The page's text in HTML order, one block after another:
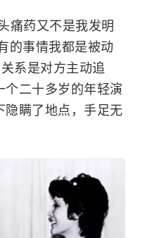
痛药又不是我发明
的事情我都是被动
系是对方主动追
个二十多岁的年轻演
隐瞒了地点，手足无